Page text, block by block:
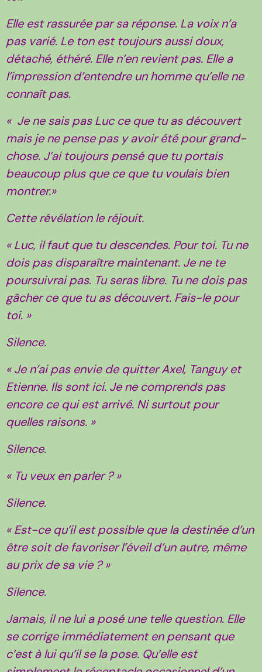
Elle est rassurée par sa réponse. La voix n’a
pas varié. Le ton est toujours aussi doux,
détaché, éthéré. Elle n’en revient pas. Elle a
l’impression d’entendre un homme qu’elle ne
connaît pas.
« Je ne sais pas Luc ce que tu as découvert
mais je ne pense pas y avoir été pour grand-
chose. J’ai toujours pensé que tu portais
beaucoup plus que ce que tu voulais bien
montrer.»
Cette révélation le réjouit.
« Luc, il faut que tu descendes. Pour toi. Tu ne
dois pas disparaître maintenant. Je ne te
poursuivrai pas. Tu seras libre. Tu ne dois pas
gâcher ce que tu as découvert. Fais-le pour
toi. »
Silence.
« Je n’ai pas envie de quitter Axel, Tanguy et
Etienne. Ils sont ici. Je ne comprends pas
encore ce qui est arrivé. Ni surtout pour
quelles raisons. »
Silence.
« Tu veux en parler ? »
Silence.
« Est-ce qu’il est possible que la destinée d’un
être soit de favoriser l’éveil d’un autre, même
au prix de sa vie ? »
Silence.
Jamais, il ne lui a posé une telle question. Elle
se corrige immédiatement en pensant que
c’est à lui qu’il se la pose. Qu’elle est